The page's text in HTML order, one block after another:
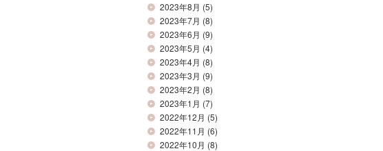
2023年8月 (5)
2023年7月 (8)
2023年6月 (9)
2023年5月 (4)
2023年4月 (8)
2023年3月 (9)
2023年2月 (8)
2023年1月 (7)
2022年12月 (5)
2022年11月 (6)
2022年10月 (8)